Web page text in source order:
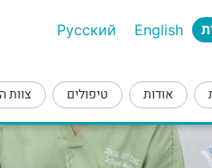
English
Русский
אודות טיפולים צוות